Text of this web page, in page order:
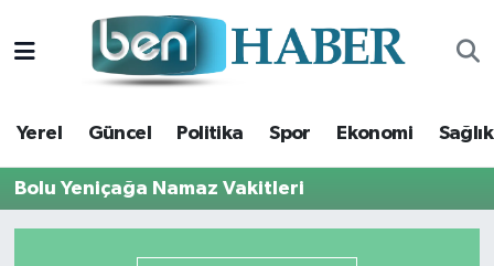
Yerel Güncel Politika Spor Ekonomi Sağlık
Bolu Yeniçağa Namaz Vakitleri
Yerel
Güncel
Politika
Hava Durumu
Trafik Durumu
Süper Lig Puan Durumu ve Fikstür